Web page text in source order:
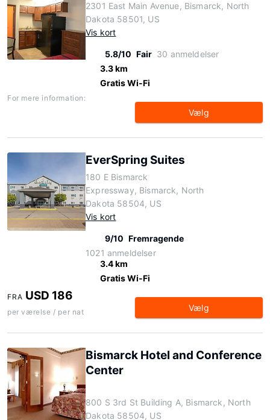
2301 East Main Avenue, Bismarck, North
Dakota 58501, US
Vis kort
5.8/10 Fair 30 anmeldelser
3.3 km
Gratis Wi-Fi
For mere information:
Vælg
EverSpring Suites
180 E Bismarck
Expressway, Bismarck, North
Dakota 58504, US
Vis kort
9/10 Fremragende
1021 anmeldelser
3.4 km
Gratis Wi-Fi
FRA USD 186
per værelse / per nat Vælg
Bismarck Hotel and Conference
Center
800 S 3rd St Building A, Bismarck, North
Dakota 58504, US